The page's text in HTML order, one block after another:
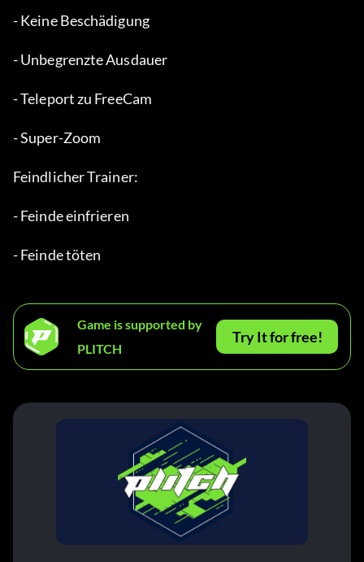
- Keine Beschädigung
- Unbegrenzte Ausdauer
- Teleport zu FreeCam
- Super-Zoom
Feindlicher Trainer:
- Feinde einfrieren
- Feinde töten
Game is supported by
PLITCH
Try It for free!